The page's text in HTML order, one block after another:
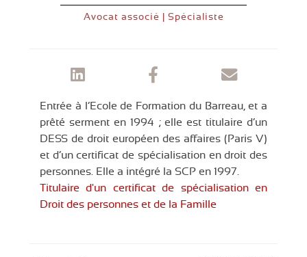
Avocat associé | Spécialiste
Entrée à l’Ecole de Formation du Barreau, et a
prêté serment en 1994 ; elle est titulaire d’un
DESS de droit européen des affaires (Paris V)
et d’un certificat de spécialisation en droit des
personnes. Elle a intégré la SCP en 1997.
Titulaire d'un certificat de spécialisation en
Droit des personnes et de la Famille